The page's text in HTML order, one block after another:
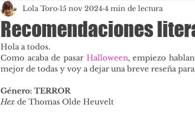
Recomendaciones
Lola Toro 15 nov 2024 4 min de lectura
Hola a todos.
Como acaba de pasar Halloween, empiezo
mejor de todas y voy a dejar una breve reseña
Género: TERROR
Hex de Thomas Olde Heuvelt